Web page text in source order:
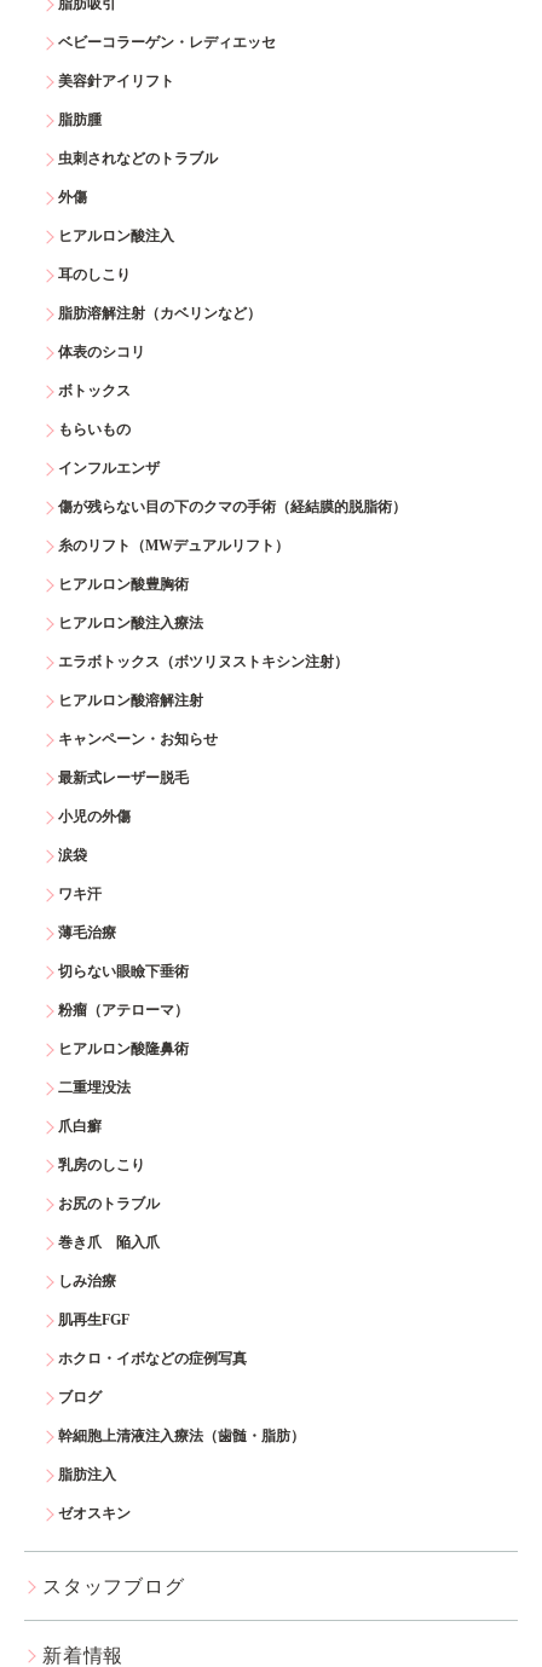
脂肪吸引
ベビーコラーゲン・レディエッセ
美容針アイリフト
脂肪腫
虫刺されなどのトラブル
外傷
ヒアルロン酸注入
耳のしこり
脂肪溶解注射（カベリンなど）
体表のシコリ
ボトックス
もらいもの
インフルエンザ
傷が残らない目の下のクマの手術（経結膜的脱脂術）
糸のリフト（MWデュアルリフト）
ヒアルロン酸豊胸術
ヒアルロン酸注入療法
エラボトックス（ボツリヌストキシン注射）
ヒアルロン酸溶解注射
キャンペーン・お知らせ
最新式レーザー脱毛
小児の外傷
涙袋
ワキ汗
薄毛治療
切らない眼瞼下垂術
粉瘤（アテローマ）
ヒアルロン酸隆鼻術
二重埋没法
爪白癬
乳房のしこり
お尻のトラブル
巻き爪 陥入爪
しみ治療
肌再生FGF
ホクロ・イボなどの症例写真
ブログ
幹細胞上清液注入療法（歯髄・脂肪）
脂肪注入
ゼオスキン
スタッフブログ
新着情報